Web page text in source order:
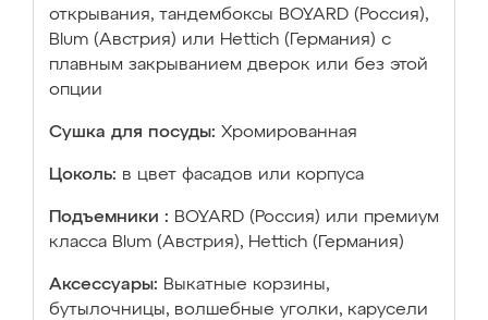
открывания, тандембоксы BOYARD (Россия),
Blum (Австрия) или Hettich (Германия) с
плавным закрыванием дверок или без этой
опции
Сушка для посуды: Хромированная
Цоколь: в цвет фасадов или корпуса
Подъемники : BOYARD (Россия) или премиум
класса Blum (Австрия), Hettich (Германия)
Аксессуары: Выкатные корзины,
бутылочницы, волшебные уголки, карусели